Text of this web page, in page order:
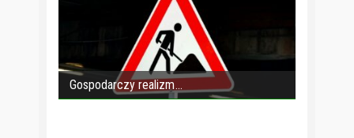
Gospodarczy realizm